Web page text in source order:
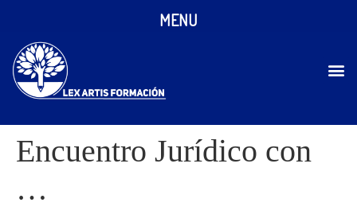
Encuentro Jurídico con
…
MENU